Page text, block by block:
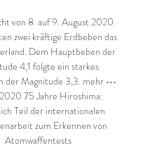
von 8. auf 9. August 2020
zwei kräftige Erdbeben das
Dem Hauptbeben der
4,1 folgte ein starkes
der Magnitude 3,3. mehr •••
75 Jahre Hiroshima:
Teil der internationalen
zum Erkennen von
Atomwaffentests